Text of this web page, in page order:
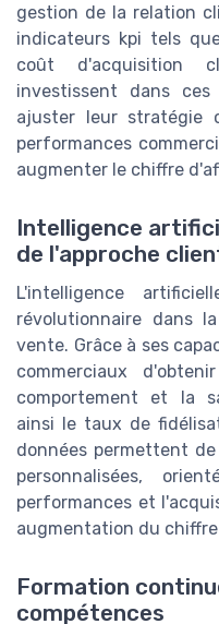
gestion de la relation
indicateurs kpi tels
coût d'acquisition
investissent dans
ajuster leur stratégie
performances
augmenter le chiffre
Intelligence
de l'approche
L'intelligence
révolutionnaire dans
vente. Grâce à ses
commerciaux
comportement et la
ainsi le taux de
données permettent
personnalisées,
performances et
augmentation du
Formation
compétences